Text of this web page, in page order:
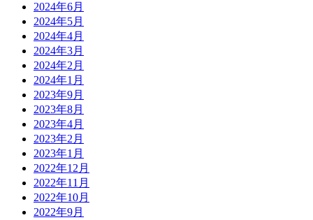
2024年6月
2024年5月
2024年4月
2024年3月
2024年2月
2024年1月
2023年9月
2023年8月
2023年4月
2023年2月
2023年1月
2022年12月
2022年11月
2022年10月
2022年9月